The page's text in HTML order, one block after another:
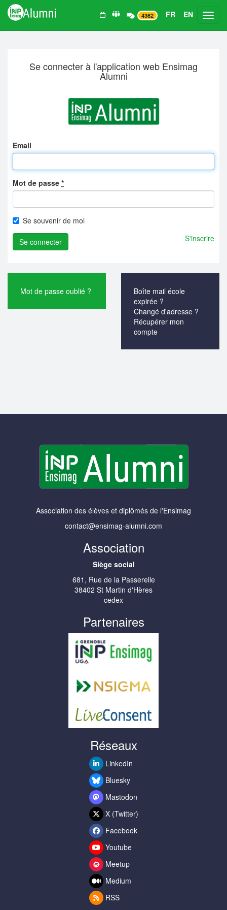
4362 FR EN
Se connecter à l'application web Ensimag
Alumni
Email
Mot de passe *
Se souvenir de moi
S'inscrire
Mot de passe oublié ?
Boîte mail école
expirée ?
Changé d'adresse ?
Récupérer mon
compte
Association des élèves et diplômés de l'Ensimag
contact@ensimag-alumni.com
Association
Siège social
681, Rue de la Passerelle
38402 St Martin d'Hères
cedex
Partenaires
Réseaux
LinkedIn
Bluesky
Mastodon
X (Twitter)
Facebook
Youtube
Meetup
Medium
RSS